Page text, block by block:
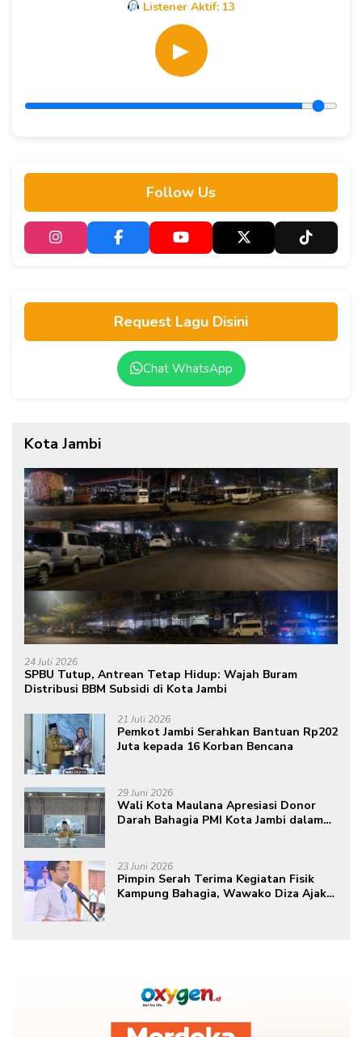
Listener Aktif: 13
▶
Follow Us
Request Lagu Disini
Chat WhatsApp
Kota Jambi
24 Juli 2026
SPBU Tutup, Antrean Tetap Hidup: Wajah Buram
Distribusi BBM Subsidi di Kota Jambi
21 Juli 2026
Pemkot Jambi Serahkan Bantuan Rp202
Juta kepada 16 Korban Bencana
29 Juni 2026
Wali Kota Maulana Apresiasi Donor
Darah Bahagia PMI Kota Jambi dalam
23 Juni 2026
Pimpin Serah Terima Kegiatan Fisik
Kampung Bahagia, Wawako Diza Ajak